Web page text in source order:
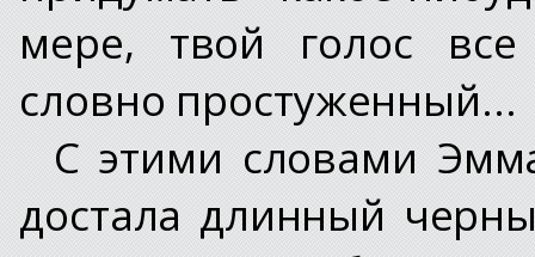
мере, твой голос
словно простуженный...
С этими словами
достала длинный